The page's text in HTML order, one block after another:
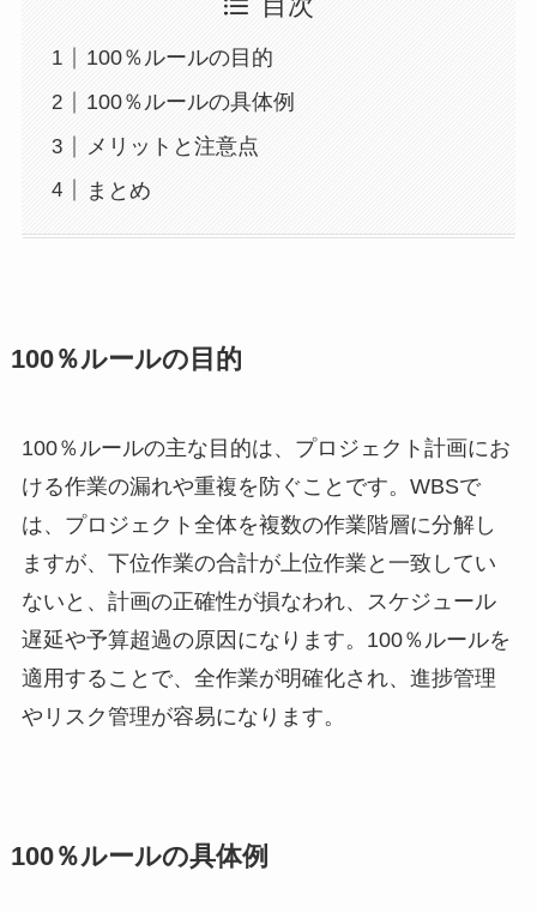
目次
100％ルールの目的
100％ルールの具体例
メリットと注意点
まとめ
100％ルールの目的
100％ルールの主な目的は、プロジェクト計画にお
ける作業の漏れや重複を防ぐことです。WBSで
は、プロジェクト全体を複数の作業階層に分解し
ますが、下位作業の合計が上位作業と一致してい
ないと、計画の正確性が損なわれ、スケジュール
遅延や予算超過の原因になります。100％ルールを
適用することで、全作業が明確化され、進捗管理
やリスク管理が容易になります。
100％ルールの具体例